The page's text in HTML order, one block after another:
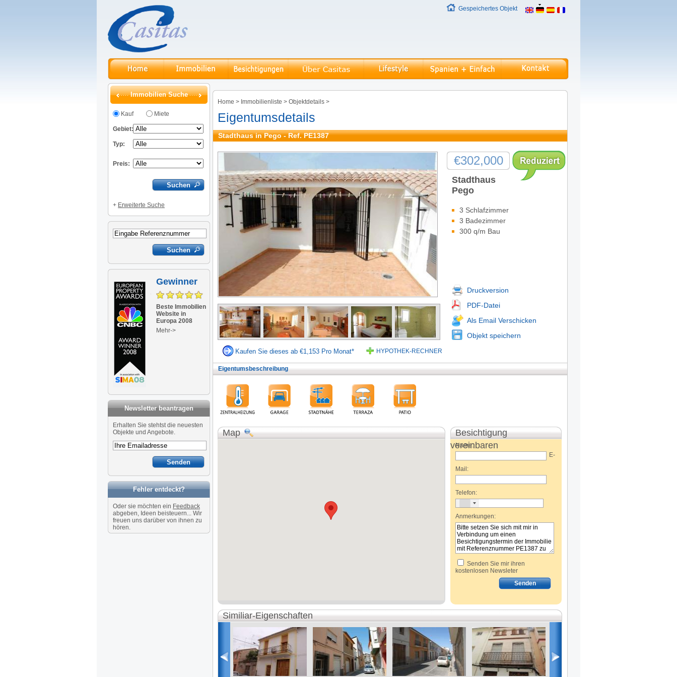
Gespeichertes Objekt
Immobilien Suche
Kauf Miete
Gebiet:
Typ:
Preis:
+ Erweiterte Suche
Gewinner
Beste Immobilien
Website in
Europa 2008
Mehr->
Newsletter beantragen
Newsletter
Erhalten Sie stehtst die neuesten
Objekte und Angebote.
Fehler entdeckt?
Oder sie möchten ein Feedback
abgeben, Ideen beisteuern... Wir
freuen uns darüber von ihnen zu
hören.
Home > Immobilienliste > Objektdetails >
Eigentumsdetails
Stadthaus in Pego - Ref. PE1387
€302,000
Stadthaus
Pego
3 Schlafzimmer
3 Badezimmer
300 q/m Bau
Druckversion
PDF-Datei
Als Email Verschicken
Objekt speichern
HYPOTHEK-RECHNER
Kaufen Sie dieses ab €1,153 Pro Monat*
Eigentumsbeschreibung
Map
Besichtigung
vereinbaren
Name:
E-
Mail:
Telefon:
Anmerkungen:
Senden Sie mir ihren
kostenlosen Newsleter
Similiar-Eigenschaften